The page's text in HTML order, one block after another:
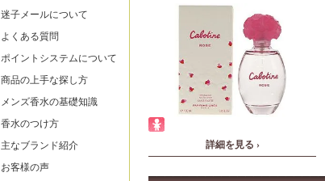
詳細を見る ›
迷子メールについて
よくある質問
ポイントシステムについて
商品の上手な探し方
メンズ香水の基礎知識
香水のつけ方
主なブランド紹介
お客様の声